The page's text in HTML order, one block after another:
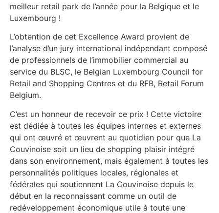
meilleur retail park de l’année pour la Belgique et le
Luxembourg !
L’obtention de cet Excellence Award provient de
l’analyse d’un jury international indépendant composé
de professionnels de l’immobilier commercial au
service du BLSC, le Belgian Luxembourg Council for
Retail and Shopping Centres et du RFB, Retail Forum
Belgium.
C’est un honneur de recevoir ce prix ! Cette victoire
est dédiée à toutes les équipes internes et externes
qui ont œuvré et œuvrent au quotidien pour que La
Couvinoise soit un lieu de shopping plaisir intégré
dans son environnement, mais également à toutes les
personnalités politiques locales, régionales et
fédérales qui soutiennent La Couvinoise depuis le
début en la reconnaissant comme un outil de
redéveloppement économique utile à toute une